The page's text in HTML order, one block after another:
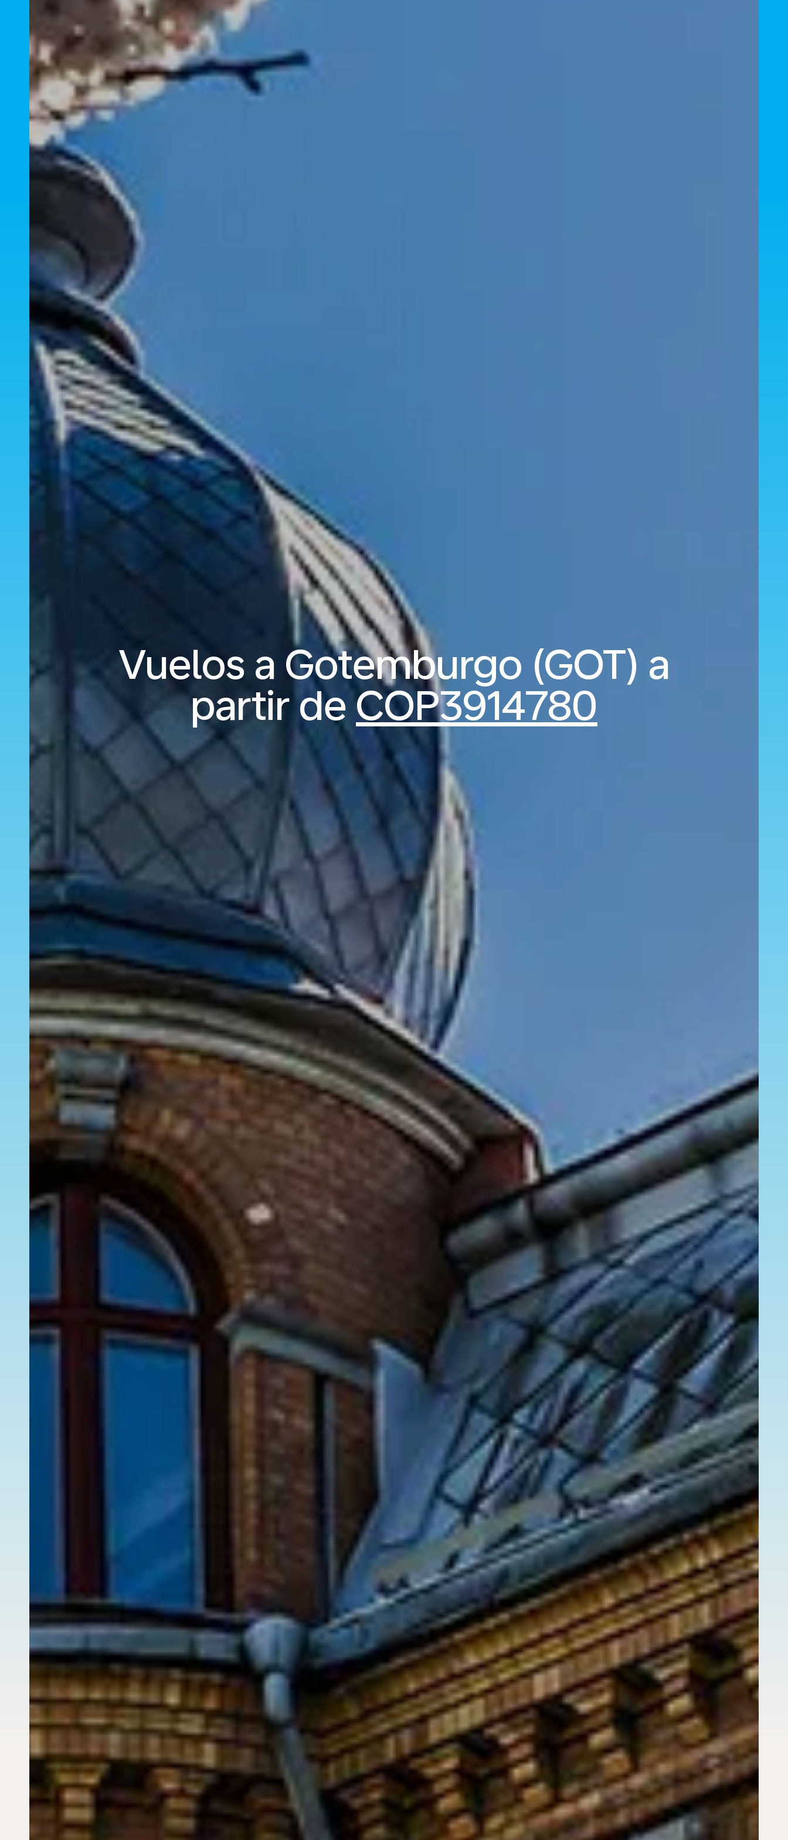
Vuelos a Gotemburgo (GOT) a
partir deCOP3914780